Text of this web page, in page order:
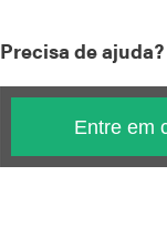
Precisa de ajuda?
Entre em